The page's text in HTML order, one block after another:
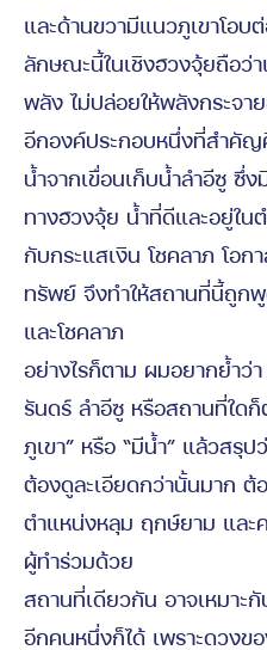
และด้านขวามีแนวภูเขาโอบ
ลักษณะนี้ในเชิงฮวงจุ้ยถือว่
พลัง ไม่ปล่อยให้พลังกระจา
อีกองค์ประกอบหนึ่งที่สำคั
น้ำจากเขื่อนเก็บน้ำลำอีซู ซึ่
ทางฮวงจุ้ย น้ำที่ดีและอยู่ใน
กับกระแสเงิน โชคลาภ โอก
ทรัพย์ จึงทำให้สถานที่นี้ถูกพู
และโชคลาภ
อย่างไรก็ตาม ผมอยากย้ำว่
รันดร์ ลำอีซู หรือสถานที่ใด
ภูเขา” หรือ “มีน้ำ” แล้วสรุ
ต้องดูละเอียดกว่านั้นมาก
ตำแหน่งหลุม ฤกษ์ยาม และ
ผู้ทำร่วมด้วย
สถานที่เดียวกัน อาจเหมาะ
อีกคนหนึ่งก็ได้ เพราะดวงข